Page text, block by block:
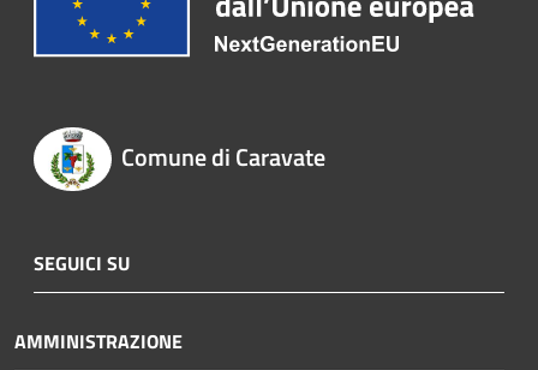
Comune di Caravate
SEGUICI SU
AMMINISTRAZIONE